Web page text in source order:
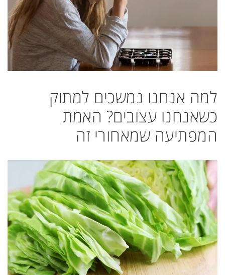
למה אנחנו נמשכים למתוק
כשאנחנו עצובים? האמת
המפתיעה שמאחורי זה